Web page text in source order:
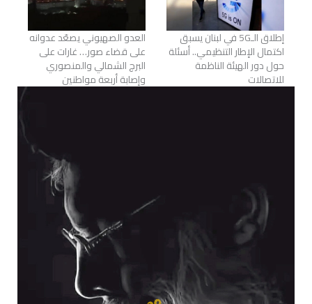
إطلاق الـ5G في لبنان يسبق
اكتمال الإطار التنظيمي.. أسئلة
حول دور الهيئة الناظمة
للاتصالات
العدو الصهيوني يصعّد عدوانه
على قضاء صور… غارات على
البرج الشمالي والمنصوري
وإصابة أربعة مواطنين